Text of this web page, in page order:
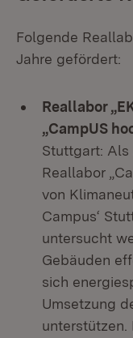
Folgende
Jahre gefördert:
Reallabor
„CampUS
Stuttgart:
Reallabor
von
Campus‘
untersucht
Gebäuden
sich
Umsetzung